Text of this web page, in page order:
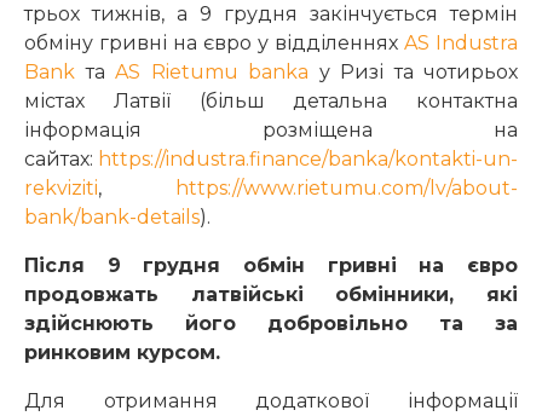
трьох тижнів, а 9 грудня закінчується термін
обміну гривні на євро у відділеннях AS Industra
Bank та AS Rietumu banka у Ризі та чотирьох
містах Латвії (більш детальна контактна
інформація розміщена на
сайтах: https://industra.finance/banka/kontakti-un-
rekviziti,
https://www.rietumu.com/lv/about-
bank/bank-details).
Після 9 грудня обмін гривні на євро
продовжать латвійські обмінники, які
здійснюють його добровільно та за
ринковим курсом.
Для отримання додаткової інформації